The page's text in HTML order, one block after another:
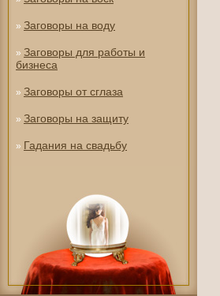
» Заговоры на воду
» Заговоры для работы и
бизнеса
» Заговоры от сглаза
» Заговоры на защиту
» Гадания на свадьбу